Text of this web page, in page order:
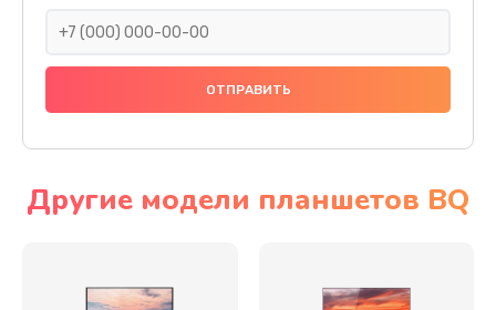
Другие модели планшетов BQ